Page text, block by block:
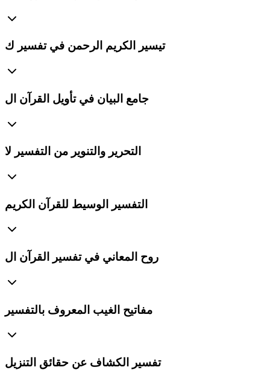
تيسير الكريم الرحمن في تفسير ك
جامع البيان في تأويل القرآن ال
التحرير والتنوير من التفسير لا
التفسير الوسيط للقرآن الكريم
روح المعاني في تفسير القرآن ال
مفاتيح الغيب المعروف بالتفسير
تفسير الكشاف عن حقائق التنزيل